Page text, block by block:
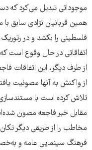
موجوداتی تبدیل می‌کرد که
همین قربانیان نژادی سابق
فلسطینی را بکشد و در
اتفاقاتی در حال وقوع است که
از طرف دیگر، این اتفاقات
از واکنش به آنها مصونیت
تلاش کرده است با مستندسازی
مقابل خبر فاجعه مصون
مخاطب را از طریقی دیگر
فرهنگ سینمایی عامه و